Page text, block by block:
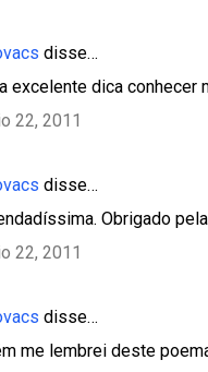
disse…
excelente dica conhecer
22, 2011
disse…
Obrigado
22, 2011
disse…
me lembrei deste